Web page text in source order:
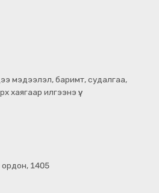
мэдээлэл, баримт, судалгаа,
хаягаар илгээнэ үү.
1405